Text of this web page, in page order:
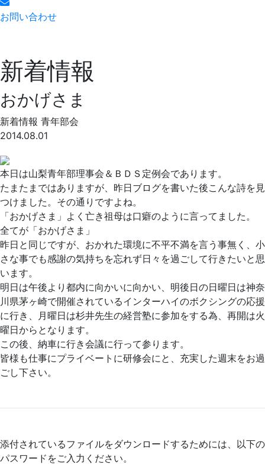
お問い合わせ
新着情報
おかげさま
新着情報 青年部会
2014.08.01
本日は山梨青年部理事会＆ＢＤＳ定例会であります。
たまたまではありますが、昨日ブログを書いた後こんな詩を見
つけました。その通りですよね。
「おかげさま」よく亡き祖母は口癖のように言ってました。
全てが「おかげさま」
昨日と同じですが、おかれた環境に不平不満を言う事無く、小
さな事でも感謝の気持ちを忘れず日々を過ごして行きたいと思
います。
明日は午後より都内に向かいに向かい、明後日の日曜日は神奈
川県茅ヶ崎で開催されているインターハイのボクシングの応援
に行き、月曜日は杉井先生の経営塾に参加をする為、再開は火
曜日からとなります。
この後、納車に行き会議に行って参ります。
皆様も仕事にプライベートに研修会にと、充実した週末をお過
ごし下さい。
添付されているファイルをダウンロードするためには、以下の
パスワードをご入力ください。